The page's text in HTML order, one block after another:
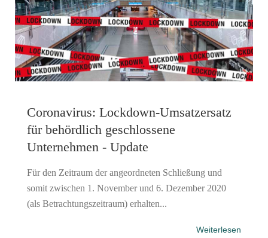
Coronavirus: Lockdown-Umsatzersatz
für behördlich geschlossene
Unternehmen - Update
Für den Zeitraum der angeordneten Schließung und
somit zwischen 1. November und 6. Dezember 2020
(als Betrachtungszeitraum) erhalten...
Weiterlesen